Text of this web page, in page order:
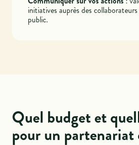
initiatives auprès des
public.
Quel budget et
pour un